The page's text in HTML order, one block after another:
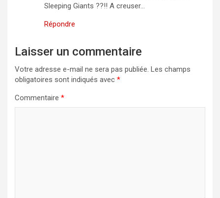
Sleeping Giants ??!! A creuser…
Répondre
Laisser un commentaire
Votre adresse e-mail ne sera pas publiée. Les champs
obligatoires sont indiqués avec *
Commentaire *